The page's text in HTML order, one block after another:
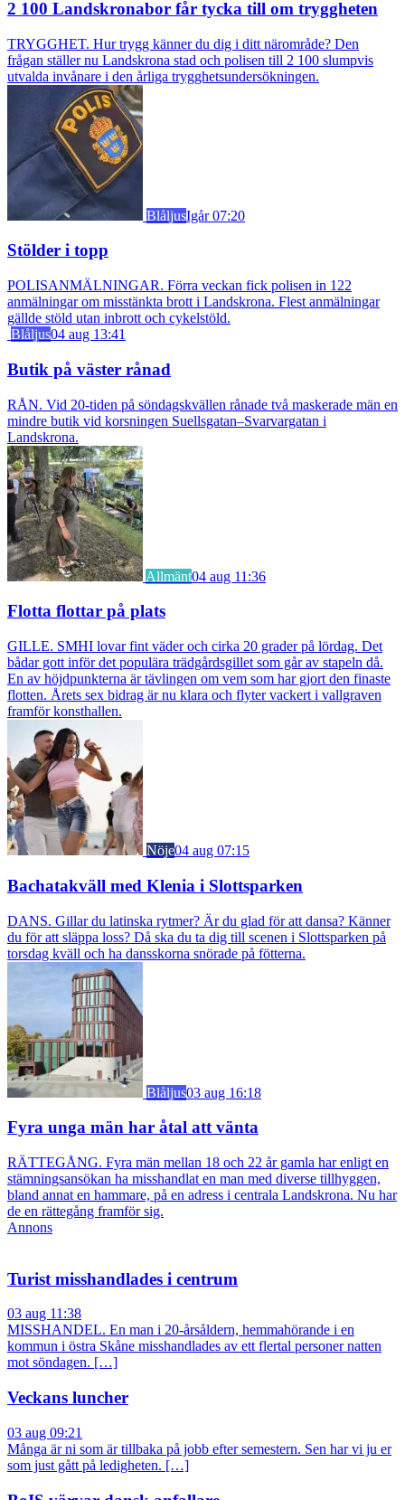
2 100 Landskronabor får tycka till om tryggheten
TRYGGHET. Hur trygg känner du dig i ditt närområde? Den
frågan ställer nu Landskrona stad och polisen till 2 100 slumpvis
utvalda invånare i den årliga trygghetsundersökningen.
BlåljusIgår 07:20
Stölder i topp
POLISANMÄLNINGAR. Förra veckan fick polisen in 122
anmälningar om misstänkta brott i Landskrona. Flest anmälningar
gällde stöld utan inbrott och cykelstöld.
Blåljus04 aug 13:41
Butik på väster rånad
RÅN. Vid 20-tiden på söndagskvällen rånade två maskerade män en
mindre butik vid korsningen Suellsgatan–Svarvargatan i
Landskrona.
Allmänt04 aug 11:36
Flotta flottar på plats
GILLE. SMHI lovar fint väder och cirka 20 grader på lördag. Det
bådar gott inför det populära trädgårdsgillet som går av stapeln då.
En av höjdpunkterna är tävlingen om vem som har gjort den finaste
flotten. Årets sex bidrag är nu klara och flyter vackert i vallgraven
framför konsthallen.
Nöje04 aug 07:15
Bachatakväll med Klenia i Slottsparken
DANS. Gillar du latinska rytmer? Är du glad för att dansa? Känner
du för att släppa loss? Då ska du ta dig till scenen i Slottsparken på
torsdag kväll och ha dansskorna snörade på fötterna.
Blåljus03 aug 16:18
Fyra unga män har åtal att vänta
RÄTTEGÅNG. Fyra män mellan 18 och 22 år gamla har enligt en
stämningsansökan ha misshandlat en man med diverse tillhyggen,
bland annat en hammare, på en adress i centrala Landskrona. Nu har
de en rättegång framför sig.
Annons
Turist misshandlades i centrum
03 aug 11:38
MISSHANDEL. En man i 20-årsåldern, hemmahörande i en
kommun i östra Skåne misshandlades av ett flertal personer natten
mot söndagen. […]
Veckans luncher
03 aug 09:21
Många är ni som är tillbaka på jobb efter semestern. Sen har vi ju er
som just gått på ledigheten. […]